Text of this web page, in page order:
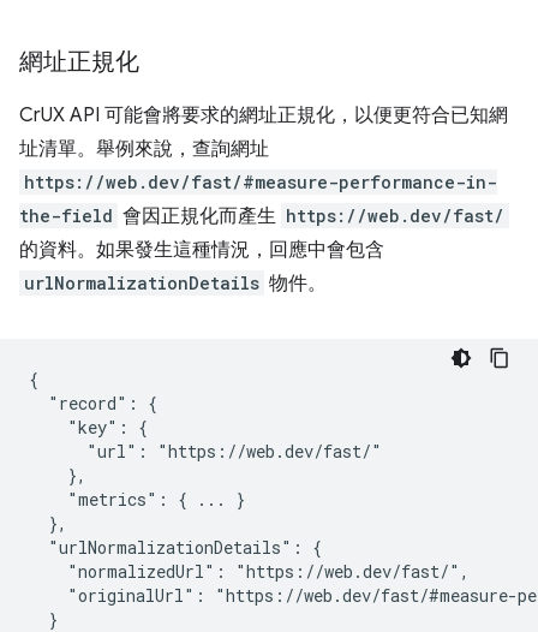
網址正規化
CrUX API 可能會將要求的網址正規化，以便更符合已知網
址清單。舉例來說，查詢網址
https://web.dev/fast/#measure-performance-in-
the-field 會因正規化而產生 https://web.dev/fast/
的資料。如果發生這種情況，回應中會包含
urlNormalizationDetails 物件。
{
  "record": {
    "key": {
      "url": "https://web.dev/fast/"
    },
    "metrics": { ... }
  },
  "urlNormalizationDetails": {
    "normalizedUrl": "https://web.dev/fast/",
"originalUrl": "https://web.dev/fast/#measure-
  }